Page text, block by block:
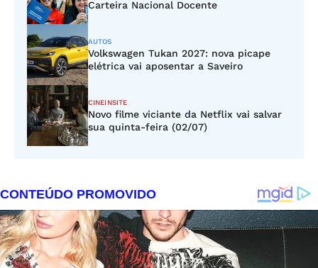
Carteira Nacional Docente
AUTOS
Volkswagen Tukan 2027: nova picape
elétrica vai aposentar a Saveiro
CINEINSITE
Novo filme viciante da Netflix vai salvar
sua quinta-feira (02/07)